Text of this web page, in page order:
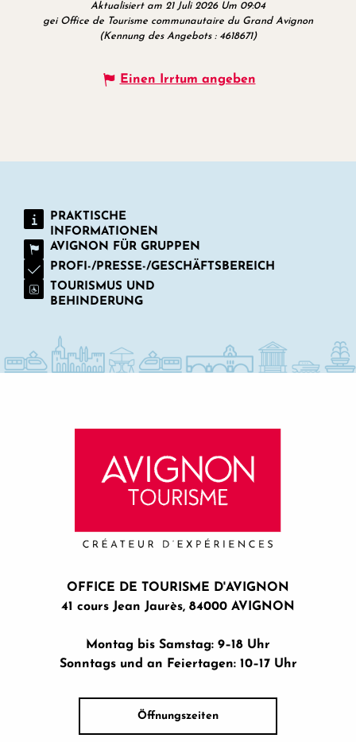
Aktualisiert am 21 Juli 2026 Um 09:04
gei Office de Tourisme communautaire du Grand Avignon
(Kennung des Angebots : 4618671)
Einen Irrtum angeben
PRAKTISCHE
INFORMATIONEN
AVIGNON FÜR GRUPPEN
PROFI-/PRESSE-/GESCHÄFTSBEREICH
TOURISMUS UND
BEHINDERUNG
OFFICE DE TOURISME D'AVIGNON
41 cours Jean Jaurès, 84000 AVIGNON
Montag bis Samstag: 9–18 Uhr
Sonntags und an Feiertagen: 10–17 Uhr
Öffnungszeiten